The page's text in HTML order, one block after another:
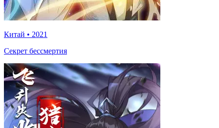
Китай • 2021
Секрет бессмертия